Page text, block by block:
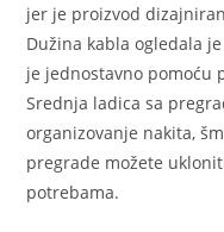
jer je proizvod
Dužina kabla ogledala
je jednostavno pomoću
Srednja ladica sa
organizovanje nakita,
pregrade možete
potrebama.